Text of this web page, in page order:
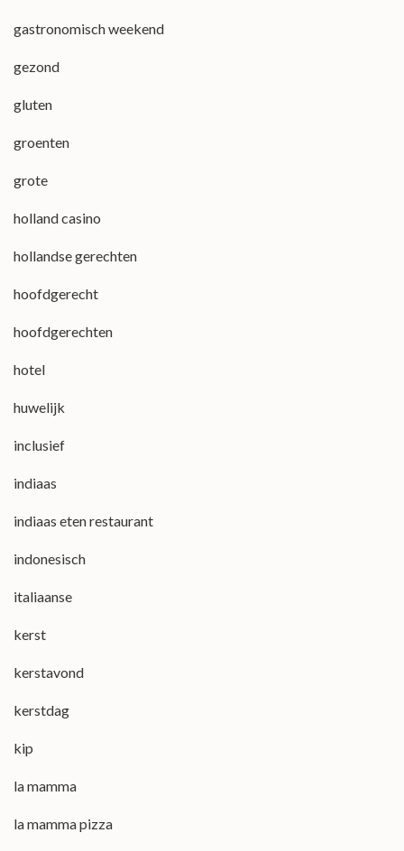
gastronomisch weekend
gezond
gluten
groenten
grote
holland casino
hollandse gerechten
hoofdgerecht
hoofdgerechten
hotel
huwelijk
inclusief
indiaas
indiaas eten restaurant
indonesisch
italiaanse
kerst
kerstavond
kerstdag
kip
la mamma
la mamma pizza